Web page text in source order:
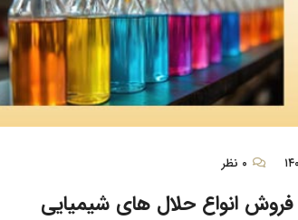
انواع حلال های شیمیایی